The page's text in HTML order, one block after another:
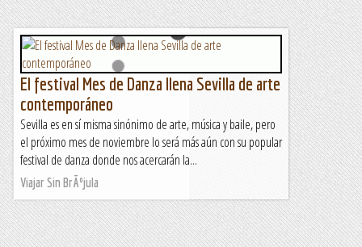
El festival Mes de Danza llena Sevilla de arte
contemporáneo
Sevilla es en sí misma sinónimo de arte, música y baile, pero
el próximo mes de noviembre lo será más aún con su popular
festival de danza donde nos acercarán la...
Viajar Sin BrÃºjula